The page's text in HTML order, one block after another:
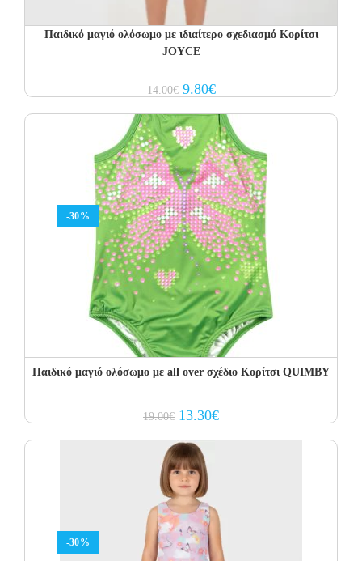
Παιδικό μαγιό ολόσωμο με ιδιαίτερο σχεδιασμό Κορίτσι
JOYCE
14.00€ Original
price
14.00€.
9.80€Current
price
9.80€.
-30%
Παιδικό μαγιό ολόσωμο με all over σχέδιο Κορίτσι QUIMBY
19.00€ Original
price
19.00€.
13.30€Current
price
-30%